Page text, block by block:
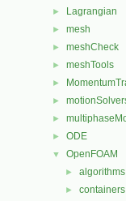
► Lagrangian
► mesh
► meshCheck
► meshTools
►
►
►
► ODE
▼ OpenFOAM
► algorithms
► containers